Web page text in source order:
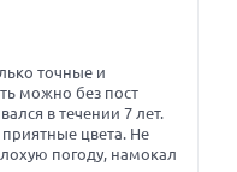
точные и
можно без пост
в течении 7 лет.
цвета. Не
погоду, намокал